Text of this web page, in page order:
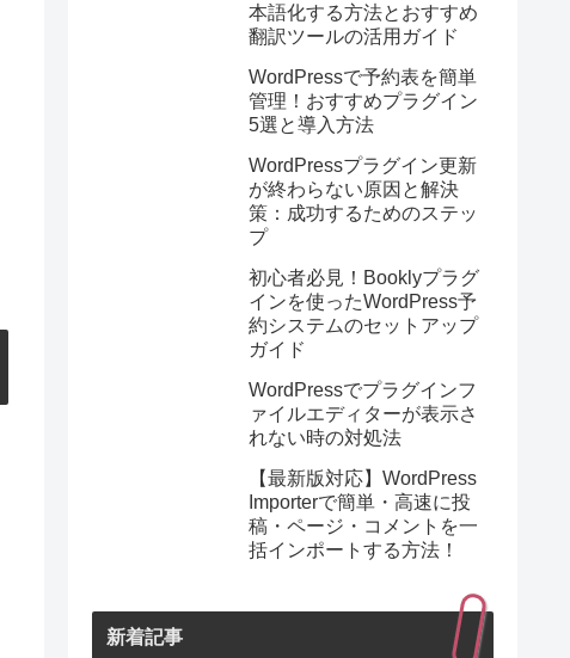
本語化する方法とおすすめ
翻訳ツールの活用ガイド
WordPressで予約表を簡単
管理！おすすめプラグイン
5選と導入方法
WordPressプラグイン更新
が終わらない原因と解決
策：成功するためのステッ
プ
初心者必見！Booklyプラグ
インを使ったWordPress予
約システムのセットアップ
ガイド
WordPressでプラグインフ
ァイルエディターが表示さ
れない時の対処法
【最新版対応】WordPress
Importerで簡単・高速に投
稿・ページ・コメントを一
括インポートする方法！
新着記事